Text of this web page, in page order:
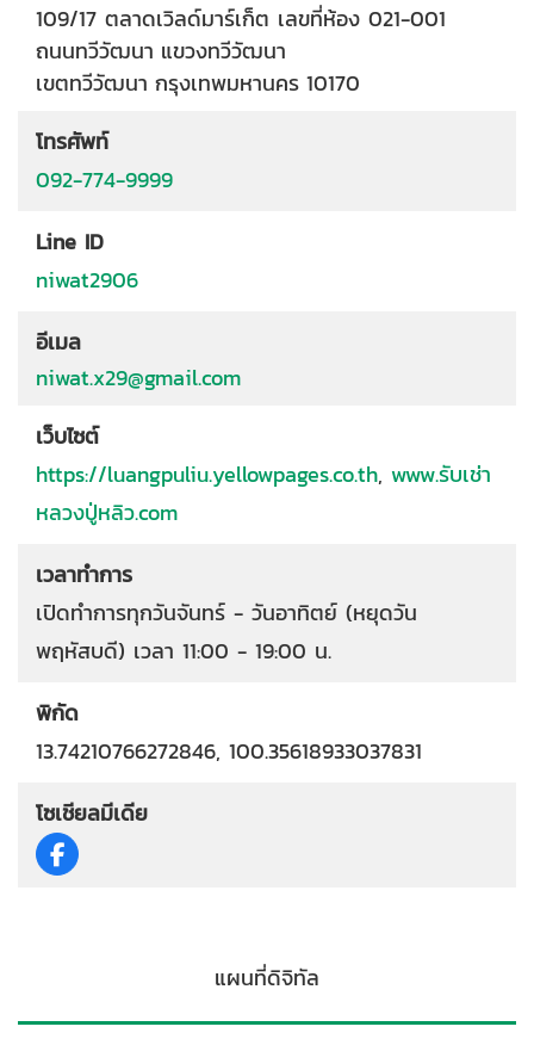
109/17 ตลาดเวิลด์มาร์เก็ต เลขที่ห้อง 021-001
ถนนทวีวัฒนา แขวงทวีวัฒนา
เขตทวีวัฒนา กรุงเทพมหานคร 10170
โทรศัพท์
092-774-9999
Line ID
niwat2906
อีเมล
niwat.x29@gmail.com
เว็บไซต์
https://luangpuliu.yellowpages.co.th, www.รับเช่า
หลวงปู่หลิว.com
เวลาทำการ
เปิดทำการทุกวันจันทร์ - วันอาทิตย์ (หยุดวัน
พฤหัสบดี) เวลา 11:00 - 19:00 น.
พิกัด
13.74210766272846, 100.35618933037831
โซเชียลมีเดีย
แผนที่ดิจิทัล